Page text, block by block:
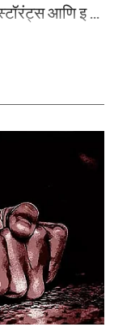
आणि इ ...